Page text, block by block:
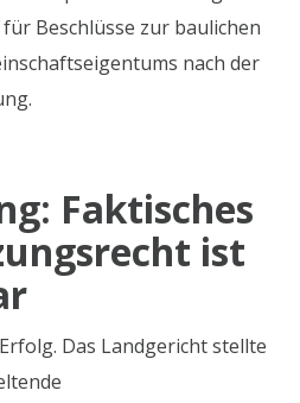
Beschlüsse zur baulichen
nach der
Faktisches
ist
Das Landgericht stellte